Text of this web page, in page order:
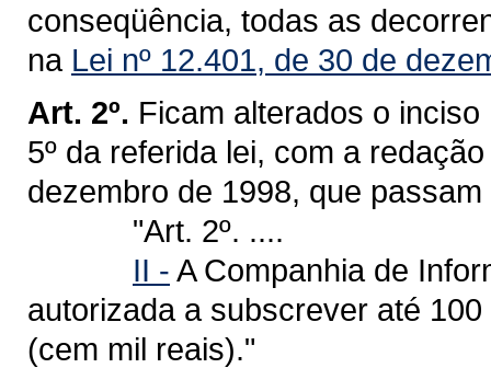
conseqüência, todas as
na Lei nº 12.401, de 30 de
Art. 2º. Ficam alterados o
5º da referida lei, com a
dezembro de 1998, que
"Art. 2º. ....
II - A Companhia de
autorizada a subscrever até
(cem mil reais)."